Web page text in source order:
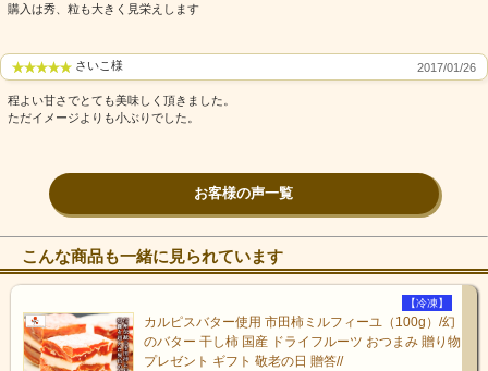
購入は秀、粒も大きく見栄えします
さいこ様 2017/01/26
程よい甘さでとても美味しく頂きました。
ただイメージよりも小ぶりでした。
お客様の声一覧
こんな商品も一緒に見られています
【冷凍】
カルピスバター使用 市田柿ミルフィーユ（100g）/幻
のバター 干し柿 国産 ドライフルーツ おつまみ 贈り物
プレゼント ギフト 敬老の日 贈答//